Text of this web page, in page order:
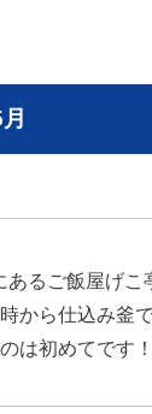
るご飯屋げ
から仕込み釜
は初めてです